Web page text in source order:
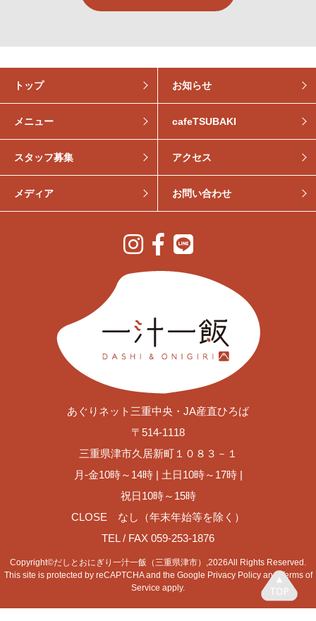
トップ お知らせ
メニュー cafeTSUBAKI
スタッフ募集 アクセス
メディア お問い合わせ
あぐりネット三重中央・JA産直ひろば
〒514-1118
三重県津市久居新町１０８３－１
月-金10時～14時 | 土日10時～17時 |
祝日10時～15時
CLOSE なし（年末年始等を除く）
TEL / FAX 059-253-1876
Copyright©だしとおにぎり一汁一飯（三重県津市）,2026All Rights Reserved.
This site is protected by reCAPTCHA and the Google Privacy Policyand
Terms of
Service apply.